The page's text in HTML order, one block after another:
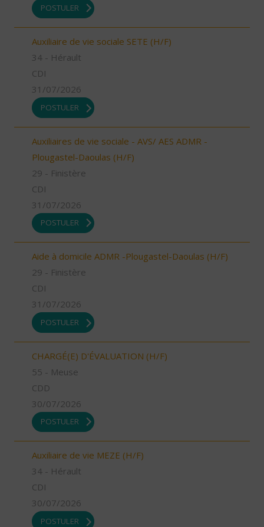
POSTULER
Auxiliaire de vie sociale SETE (H/F)
34 - Hérault
CDI
31/07/2026
POSTULER
Auxiliaires de vie sociale - AVS/ AES ADMR -
Plougastel-Daoulas (H/F)
29 - Finistère
CDI
31/07/2026
POSTULER
Aide à domicile ADMR -Plougastel-Daoulas (H/F)
29 - Finistère
CDI
31/07/2026
POSTULER
CHARGÉ(E) D'ÉVALUATION (H/F)
55 - Meuse
CDD
30/07/2026
POSTULER
Auxiliaire de vie MEZE (H/F)
34 - Hérault
CDI
30/07/2026
POSTULER